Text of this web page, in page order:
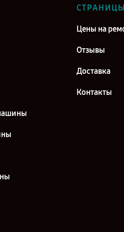
СТРАНИЦЫ
Цены на
Отзывы
Доставка
Контакты